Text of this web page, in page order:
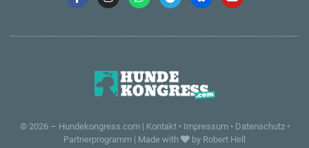
© 2026 – Hundekongress.com| Kontakt• Impressum• Datenschutz•
Partnerprogramm | Made with by Robert Hell